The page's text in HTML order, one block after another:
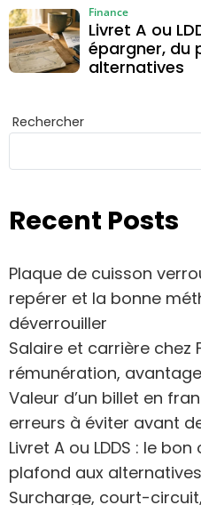
Livret A ou
épargner, du
alternatives
Finance
Rechercher
Recent Posts
Plaque de cuisson
repérer et la bonne
déverrouiller
Salaire et carrière chez
rémunération,
Valeur d’un billet en
erreurs à éviter avant
Livret A ou LDDS : le
plafond aux alternatives
Surcharge, court-